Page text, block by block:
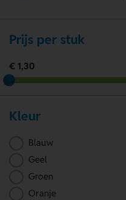
Prijs per stuk
€ 1,30
Kleur
Blauw
Geel
Groen
Oranje